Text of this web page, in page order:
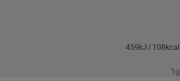
459kJ/108kcal
1g